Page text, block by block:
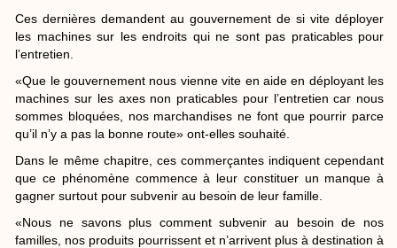
Ces dernières demandent au gouvernement de si vite déployer
les machines sur les endroits qui ne sont pas praticables pour
l’entretien.
«Que le gouvernement nous vienne vite en aide en déployant les
machines sur les axes non praticables pour l’entretien car nous
sommes bloquées, nos marchandises ne font que pourrir parce
qu’il n’y a pas la bonne route» ont-elles souhaité.
Dans le même chapitre, ces commerçantes indiquent cependant
que ce phénomène commence à leur constituer un manque à
gagner surtout pour subvenir au besoin de leur famille.
«Nous ne savons plus comment subvenir au besoin de nos
familles, nos produits pourrissent et n’arrivent plus à destination à